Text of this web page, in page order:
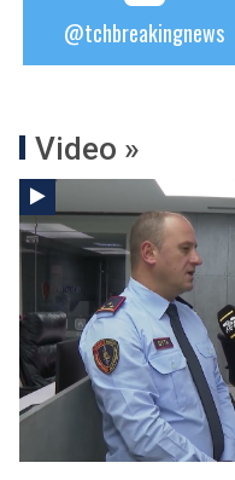
@tchbreakingnews
Video »